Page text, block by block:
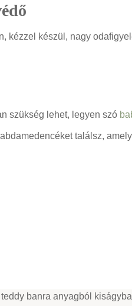
kézzel készül, nagy
szükség lehet, legyen szó
találsz,